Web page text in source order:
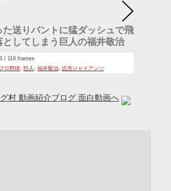
た送りバントに猛ダッシュで飛
としてしまう巨人の福井敬治
/ 119 frames
ロ野球 巨人 福井敬治 読売ジャイアンツ